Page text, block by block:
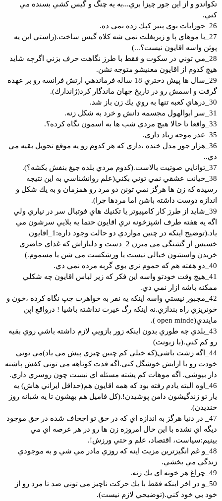
تكواندو و از اين جور چيزا بري...به يه چنگ و گيس كشي بسنده مي
كني.
26_جورابات بوي پنير كپك زده نمي ده.
27_با موهاي پا و زيربغلت نمي شه كلاه گيس ساخت.(راستي اين يه
پوئن واسه اقايون نيست؟...)
28_مي توني در سكوت و فقط با طرز نگاهت حرف بزني اگرچه شايد
هيچ كدوم از اقايون معنيشو متوجه نشن.
29_سال ها پيش دختري 18 ساله فرماندهي ارتش فرانسه رو بر عهده
گرفت و اسمش رو در تاريخ جهان ماندگار كرد(ژاندارك).
30_درهاي كعبه تنها به روي يك زن باز شد.
31_سر ابوالهول مجسمه دانش و خرد به شكل زنه.
33_واقعا تا حالا هيچ مردي شب ها به اسمون نگاه كرده؟.
35_عذر موجه زياد داري.
36_هزار جور مدل خنده ،داري كه هر كدوم رو يه موقع تحويل بقيه مي
دي..
37_توانايي صوتيت بالاست.(كدوم مردي بلده جيغ بنفش بكشه؟).
38_خيانت عشقي نمي توني بكني(علم روانشناسي به اين نتيجه
رسيده كه زن ها هرگز نمي تونن دو مرد رو همزمان و به يك شكل و
اندازه دوست داشته باشن اما مردها چرا).
39_شايد از طرز كار كامپيوتر يا تكنيك هاي فوتبال سر در نياري ولي
اگه يه هفته طرف اشپزخونه نري اقايون حتما يه بلايي سرشون مي
ياد.(توضيح اينكه در چنين مواردي دو حالت وجود داره:1_اقايون
خسيس از گشنگي مي ميرن 2_دست و دلبازاش كه غذاي حاضري
خريدن واسشون خيالي نيست يا ورشكست مي شن يا مسموم.)
40_دو هفته هم كه حموم نري بوي گربه مرده نمي دي.
41_هيچ وقت خودتو واسه اين فكر كه زير لباس اقايون چه شكلي
ممكنه باشه ازار نمي دي.
42_مجبور نيستي واسه اينكه يه نفر به خواهرت چپ نگاه كرده ،خون و
خونريزي راه بندازي.نه اينكه رگ غيرت نداشته باشيا ! درواقع اپن
مايندي(open minde ).
43_بلدي چه طوري بدون اينكه زور بازويي لازم داشته باشي روي بقيه
رو كم كني.(با زبونت)
44_اگه زشت باشي(كه خيلي كم چنين چيزي پيش مي ياد)مي توني
خودت رو با ارايش خوشگل كني.اگه قدت كوتاهه مي توني كفش پاشنه
دار بپوشي. اگه موهات كم پشته مسئله اي نيست چون روسري داري.
46_اوه البته يادم رفته بود كه همه اقايون هم(حداقل ايراني هاش) يه
يار تو زندگيشون دامن پوشيدن!.(كل فاميل هم بهشون تا يه شبانه روز
خنديدن).
47_ در دنيا هرگز به اندازه اي كه در حق تو اجحاف شده در حق موجود
ديگه اي نشده با اين حال امروزه زن ها رو در هر عرصه اي مي
بينيم:سياست، اقتصاد، علم و حتي ورزش!.
48_و غم انگيزترين مزيت اينه كه روزي مادر مي شي و به موجودي
زندگي مي بخشي.
49_چراغ هر خونه اي يك زنه.
50_و در اخر اينكه فقط با يك حركت ناچيز مي توني صد تا مرد رو از
خود بي خود كني.(توضيحي لازم نيست).